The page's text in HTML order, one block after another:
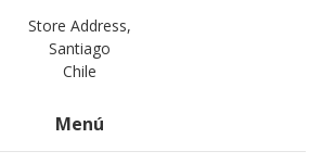
Store Address,
Santiago
Chile
Menú